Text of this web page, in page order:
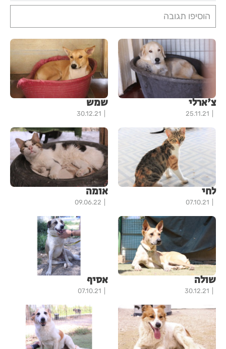
הוסיפו תגובה
צ'ארלי
25.11.21
שמש
30.12.21
לחי
07.10.21
אומה
09.06.22
שולה
30.12.21
אסיף
07.10.21